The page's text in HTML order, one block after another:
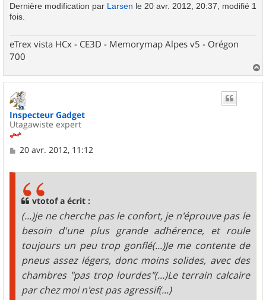
Dernière modification par Larsen le 20 avr. 2012, 20:37, modifié 1
fois.
eTrex vista HCx - CE3D - Memorymap Alpes v5 - Orégon
700
a
Inspecteur Gadget
Utagawiste expert
M
20 avr. 2012, 11:12
vtotof a écrit :
(...)je ne cherche pas le confort, je n'éprouve pas le
besoin d'une plus grande adhérence, et roule
toujours un peu trop gonflé(...)Je me contente de
pneus assez légers, donc moins solides, avec des
chambres "pas trop lourdes"(...)Le terrain calcaire
par chez moi n'est pas agressif(...)